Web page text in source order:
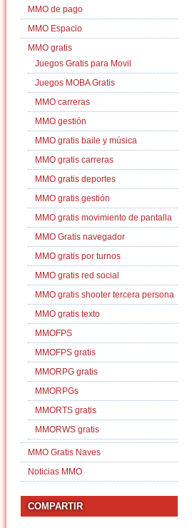
MMO de pago
MMO Espacio
MMO gratis
Juegos Gratis para Movil
Juegos MOBA Gratis
MMO carreras
MMO gestión
MMO gratis baile y música
MMO gratis carreras
MMO gratis deportes
MMO gratis gestión
MMO gratis movimiento de pantalla
MMO Gratis navegador
MMO gratis por turnos
MMO gratis red social
MMO gratis shooter tercera persona
MMO gratis texto
MMOFPS
MMOFPS gratis
MMORPG gratis
MMORPGs
MMORTS gratis
MMORWS gratis
MMO Gratis Naves
Noticias MMO
COMPARTIR